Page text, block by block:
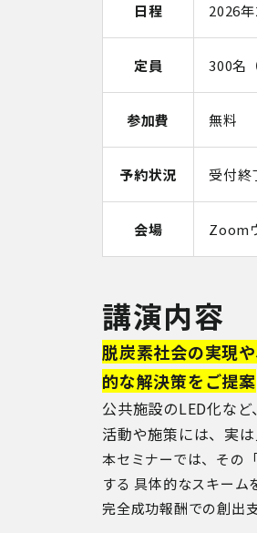
日程 2026
定員 300名
参加費 無料
予約状況 受付終
会場 Zoom
講演内容
脱炭素社会の実現
的な解決策をご提案
公共施設のLED化な
活動や施策には、実
本セミナーでは、その
する具体的なスキーム
完全成功報酬での創出